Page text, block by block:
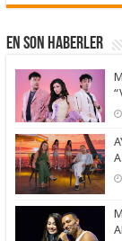
En Son Haberler